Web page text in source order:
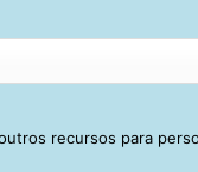
recursos para